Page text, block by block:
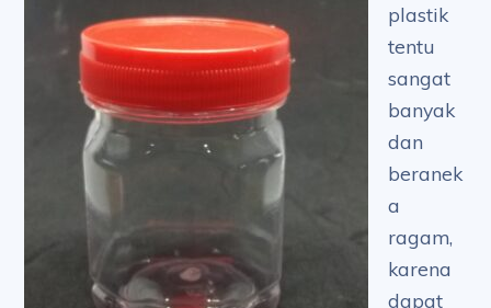
plastik
tentu
sangat
banyak
dan
beranek
a
ragam,
karena
dapat